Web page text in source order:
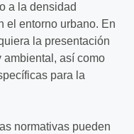
a la densidad
el entorno urbano. En
la presentación
ambiental, así como
para la
normativas pueden